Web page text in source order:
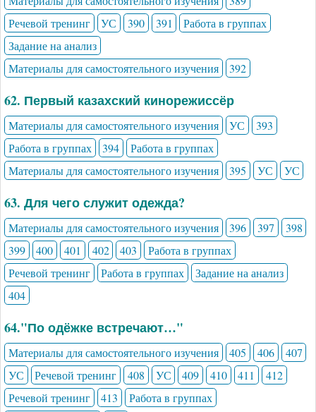
Речевой тренинг
УС 390 391
Работа в группах
Задание на анализ
Материалы для самостоятельного изучения
392
62. Первый казахский кинорежиссёр
Материалы для самостоятельного изучения УС
393
Работа в группах
394
Работа в группах
Материалы для самостоятельного изучения
395 УС УС
63. Для чего служит одежда?
Материалы для самостоятельного изучения 396 397
398
399
400 401 402 403
Работа в группах
Речевой тренинг
Работа в группах
Задание на анализ
404
64."По одёжке встречают…"
Материалы для самостоятельного изучения 405 406
407
УС
Речевой тренинг 408 УС 409 410 411
412
Речевой тренинг
413
Работа в группах